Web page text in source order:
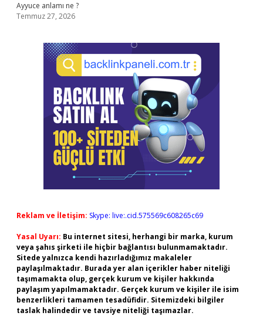
Ayyuce anlamı ne ?
Temmuz 27, 2026
Reklam ve İletişim: Skype: live:.cid.575569c608265c69
Yasal Uyarı: Bu internet sitesi, herhangi bir marka, kurum
veya şahıs şirketi ile hiçbir bağlantısı bulunmamaktadır.
Sitede yalnızca kendi hazırladığımız makaleler
paylaşılmaktadır. Burada yer alan içerikler haber niteliği
taşımamakta olup, gerçek kurum ve kişiler hakkında
paylaşım yapılmamaktadır. Gerçek kurum ve kişiler ile isim
benzerlikleri tamamen tesadüfidir. Sitemizdeki bilgiler
taslak halindedir ve tavsiye niteliği taşımazlar.